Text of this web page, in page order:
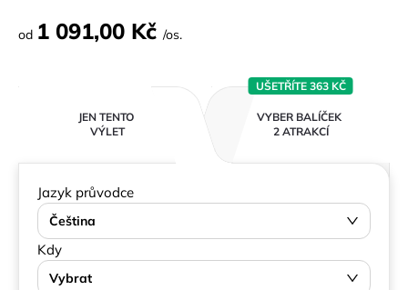
od 1 091,00 Kč /os.
JEN TENTO
VÝLET
VYBER BALÍČEK
2 ATRAKCÍ
UŠETŘÍTE 363 KČ
Jazyk průvodce
Čeština
Kdy
Vybrat